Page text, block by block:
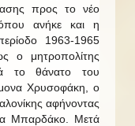
προς το νέο
ανήκε και η
1963-1965
ο μητροπολίτης
το θάνατο του
Χρυσοφάκη, ο
αφήνοντας
Μπαρδάκο. Μετά